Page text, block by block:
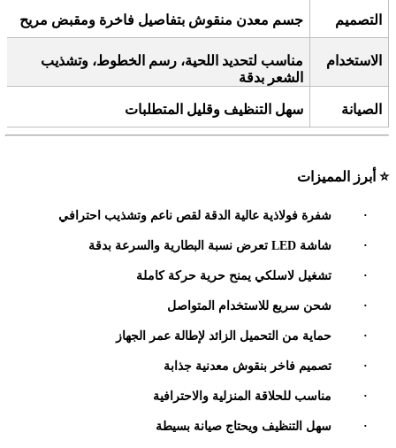
التصميم جسم معدن منقوش بتفاصيل فاخرة ومقبض مريح
الاستخدام
مناسب لتحديد اللحية، رسم الخطوط، وتشذيب
الشعر بدقة
الصيانة سهل التنظيف وقليل المتطلبات
⭐ أبرز المميزات
· شفرة فولاذية عالية الدقة لقص ناعم وتشذيب احترافي
· شاشة LED تعرض نسبة البطارية والسرعة بدقة
· تشغيل لاسلكي يمنح حرية حركة كاملة
· شحن سريع للاستخدام المتواصل
· حماية من التحميل الزائد لإطالة عمر الجهاز
· تصميم فاخر بنقوش معدنية جذابة
· مناسب للحلاقة المنزلية والاحترافية
· سهل التنظيف ويحتاج صيانة بسيطة